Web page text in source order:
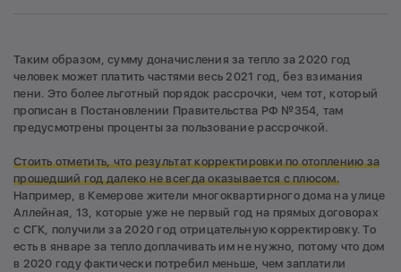
Таким образом, сумму доначисления за тепло за 2020 год
человек может платить частями весь 2021 год, без взимания
пени. Это более льготный порядок рассрочки, чем тот, который
прописан в Постановлении Правительства РФ №354, там
предусмотрены проценты за пользование рассрочкой.
Стоить отметить, что результат корректировки по отоплению за
прошедший год далеко не всегда оказывается с плюсом.
Например, в Кемерове жители многоквартирного дома на улице
Аллейная, 13, которые уже не первый год на прямых договорах
с СГК, получили за 2020 год отрицательную корректировку. То
есть в январе за тепло доплачивать им не нужно, потому что дом
в 2020 году фактически потребил меньше, чем заплатили